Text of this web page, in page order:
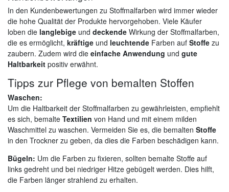
In den Kundenbewertungen zu Stoffmalfarben wird immer wieder
die hohe Qualität der Produkte hervorgehoben. Viele Käufer
loben die langlebige und deckende Wirkung der Stoffmalfarben,
die es ermöglicht, kräftige und leuchtende Farben auf Stoffe zu
zaubern. Zudem wird die einfache Anwendung und gute
Haltbarkeit positiv erwähnt.
Tipps zur Pflege von bemalten Stoffen
Waschen:
Um die Haltbarkeit der Stoffmalfarben zu gewährleisten, empfiehlt
es sich, bemalte Textilien von Hand und mit einem milden
Waschmittel zu waschen. Vermeiden Sie es, die bemalten Stoffe
in den Trockner zu geben, da dies die Farben beschädigen kann.
Bügeln: Um die Farben zu fixieren, sollten bemalte Stoffe auf
links gedreht und bei niedriger Hitze gebügelt werden. Dies hilft,
die Farben länger strahlend zu erhalten.